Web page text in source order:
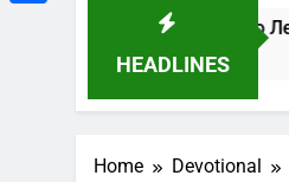
HEADLINES
казино Лев
Home Devotional